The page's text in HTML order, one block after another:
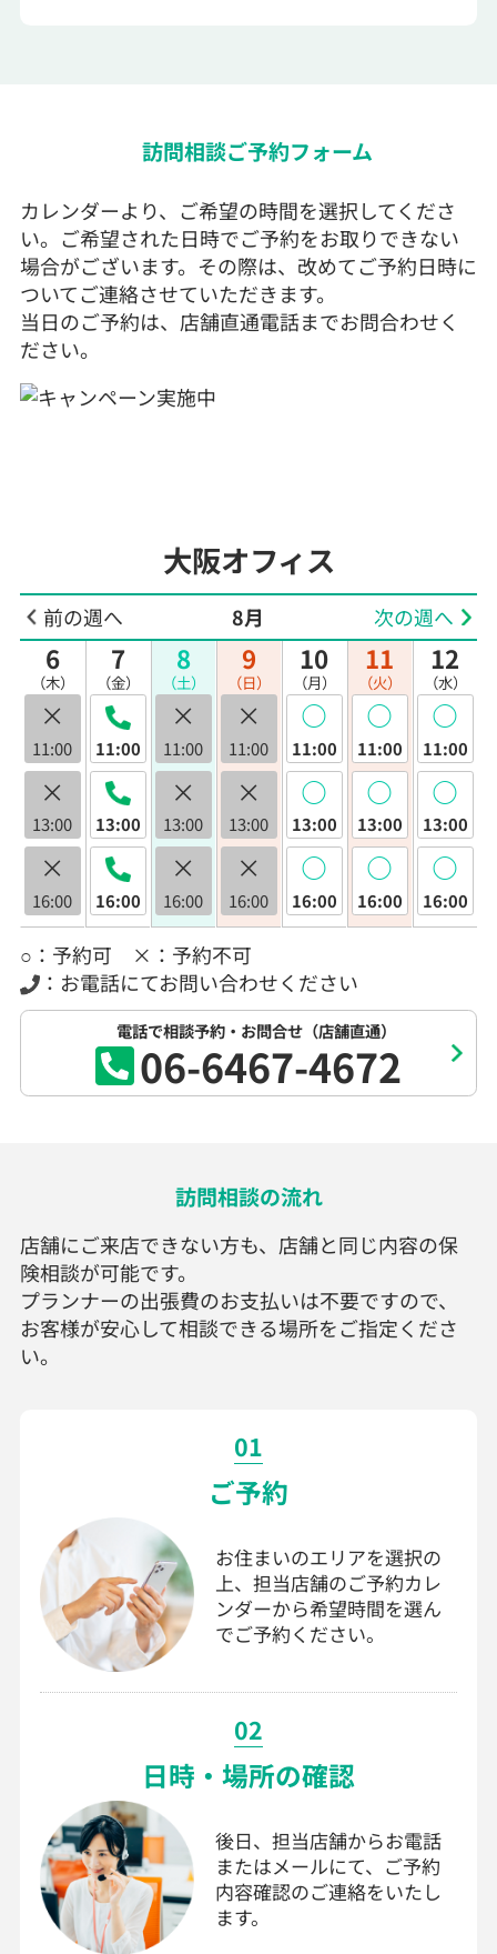
大阪オフィス
訪問相談ご予約フォーム
前の週へ 8月 次の週へ
6
（木）
×
11:00
×
13:00
×
16:00
7
（金）
11:00
13:00
16:00
8
（土）
×
11:00
×
13:00
×
16:00
9
（日）
×
11:00
×
13:00
×
16:00
10
（月）
◯
11:00
◯
13:00
◯
16:00
11
（火）
◯
11:00
◯
13:00
◯
16:00
12
（水）
◯
11:00
◯
13:00
◯
16:00
○：予約可 ×：予約不可
：お電話にてお問い合わせください
カレンダーより、ご希望の時間を選択してくださ
い。ご希望された日時でご予約をお取りできない
場合がございます。その際は、改めてご予約日時に
ついてご連絡させていただきます。
当日のご予約は、店舗直通電話までお問合わせく
ださい。
電話で相談予約・お問合せ（店舗直通）
06-6467-4672
訪問相談の流れ
店舗にご来店できない方も、店舗と同じ内容の保
険相談が可能です。
プランナーの出張費のお支払いは不要ですので、
お客様が安心して相談できる場所をご指定くださ
い。
01
ご予約
お住まいのエリアを選択の
上、担当店舗のご予約カレ
ンダーから希望時間を選ん
でご予約ください。
02
日時・場所の確認
後日、担当店舗からお電話
またはメールにて、ご予約
内容確認のご連絡をいたし
ます。